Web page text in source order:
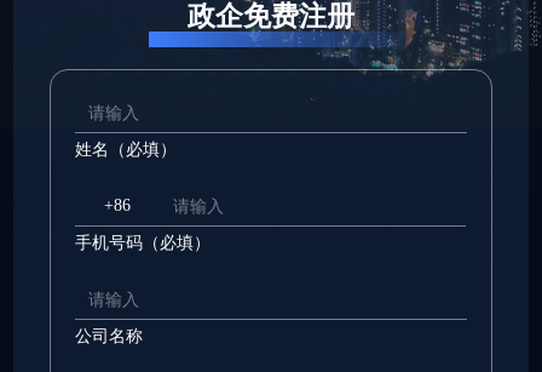
政企免费注册
姓名（必填）
+86
手机号码（必填）
公司名称